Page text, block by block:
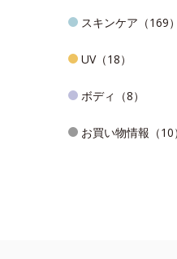
スキンケア（169）
UV（18）
ボディ（8）
お買い物情報（10）